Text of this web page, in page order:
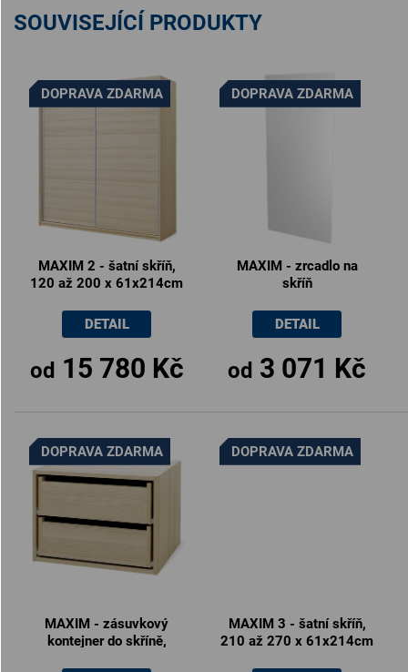
SOUVISEJÍCÍ PRODUKTY
DOPRAVA ZDARMA
MAXIM 2 - šatní skříň,
120 až 200 x 61x214cm
od 15 780 Kč
DETAIL
DOPRAVA ZDARMA
MAXIM - zrcadlo na
skříň
od 3 071 Kč
DETAIL
DOPRAVA ZDARMA
MAXIM - zásuvkový
kontejner do skříně,
DOPRAVA ZDARMA
MAXIM 3 - šatní skříň,
210 až 270 x 61x214cm